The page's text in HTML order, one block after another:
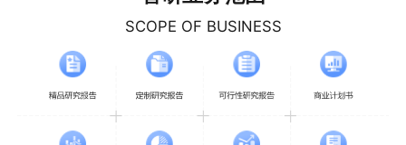
SCOPE OF BUSINESS